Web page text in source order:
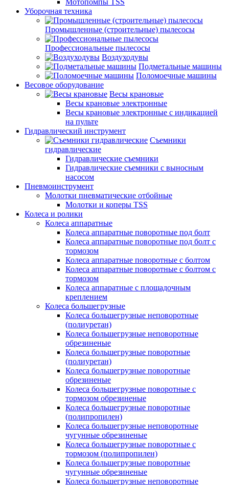
Мотопомпы TSS
Уборочная техника
Промышленные (строительные) пылесосы
Профессиональные пылесосы
Воздуходувы
Подметальные машины
Поломоечные машины
Весовое оборудование
Весы крановые
Весы крановые электронные
Весы крановые электронные с индикацией
на пульте
Гидравлический инструмент
Съемники
гидравлические
Гидравлические съемники
Гидравлические cъемники с выносным
насосом
Пневмоинструмент
Молотки пневматические отбойные
Молотки и коперы TSS
Колеса и ролики
Колеса аппаратные
Колеса аппаратные поворотные под болт
Колеса аппаратные поворотные под болт с
тормозом
Колеса аппаратные поворотные с болтом
Колеса аппаратные поворотные с болтом с
тормозом
Колеса аппаратные с площадочным
креплением
Колеса большегрузные
Колеса большегрузные неповоротные
(полиуретан)
Колеса большегрузные неповоротные
обрезиненые
Колеса большегрузные поворотные
(полиуретан)
Колеса большегрузные поворотные
обрезиненые
Колеса большегрузные поворотные с
тормозом обрезиненые
Колеса большегрузные поворотные
(полипропилен)
Колеса большегрузные неповоротные
чугунные обрезиненые
Колеса большегрузные поворотные с
тормозом (полипропилен)
Колеса большегрузные поворотные
чугунные обрезиненые
Колеса большегрузные неповоротные